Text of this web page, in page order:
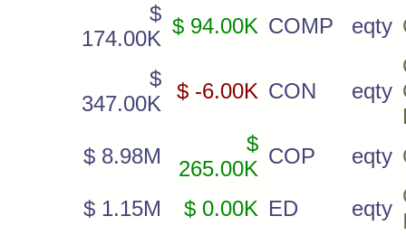
$
174.00K
$ 94.00K COMP eqty
$
347.00K
$ -6.00K CON eqty
$ 8.98M
$
265.00K
COP eqty
$ 1.15M $ 0.00K ED eqty